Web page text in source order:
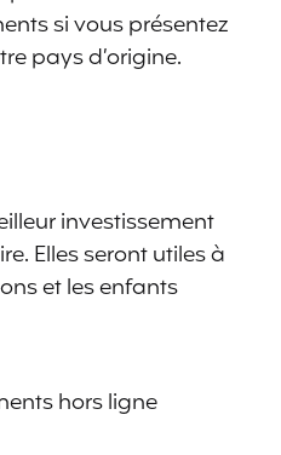
si vous présentez
pays d’origine.
investissement
Elles seront utiles à
et les enfants
hors ligne